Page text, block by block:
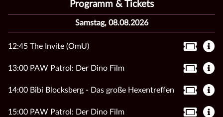
Programm & Tickets
Samstag, 08.08.2026
12:45 The Invite (OmU)
13:00 PAW Patrol: Der Dino Film
14:00 Bibi Blocksberg - Das große Hexentreffen
15:00 PAW Patrol: Der Dino Film